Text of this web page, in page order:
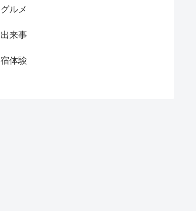
グルメ
出来事
宿体験